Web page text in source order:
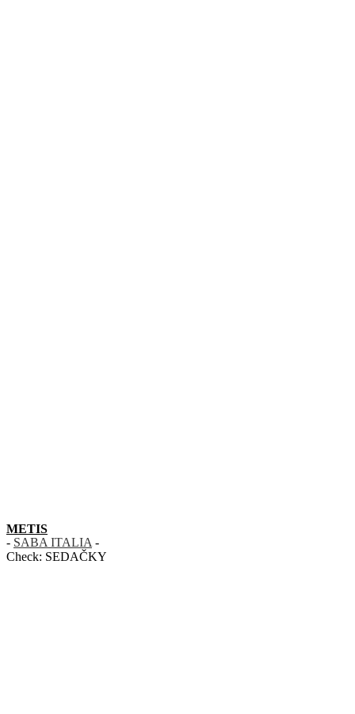
METIS
- SABA ITALIA -
Check: SEDAČKY